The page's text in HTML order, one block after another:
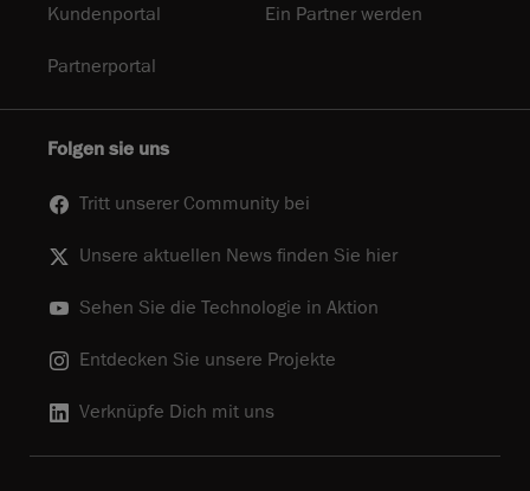
Kundenportal Ein Partner werden
Partnerportal
Folgen sie uns
Tritt unserer Community bei
Unsere aktuellen News finden Sie hier
Sehen Sie die Technologie in Aktion
Entdecken Sie unsere Projekte
Verknüpfe Dich mit uns